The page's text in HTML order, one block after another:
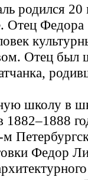
родился 20
Отец
Отец был
школу в
1882–1888
м
Федор